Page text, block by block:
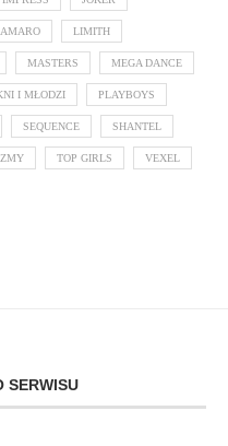
LIMITH
MASTERS MEGA DANCE
I MŁODZI PLAYBOYS
SEQUENCE SHANTEL
TOP GIRLS VEXEL
SERWISU